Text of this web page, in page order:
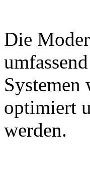
Die
optimiert
werden.